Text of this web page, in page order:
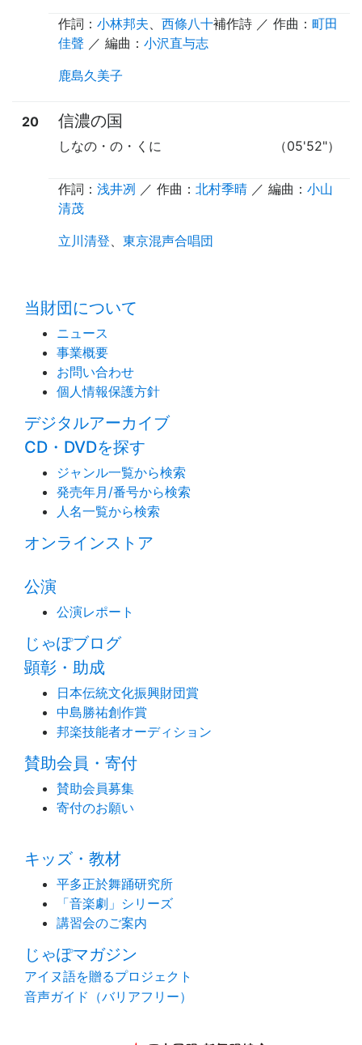
作詞： 小林邦夫 西條八十補作詩 ／ 作曲： 町田
佳聲 ／ 編曲： 小沢直与志
鹿島久美子
20 信濃の国
（05'52"）
しなの・の・くに
作詞： 浅井冽 ／ 作曲： 北村季晴 ／ 編曲： 小山
清茂
立川清登
東京混声合唱団
当財団について
ニュース
事業概要
お問い合わせ
個人情報保護方針
デジタルアーカイブ
CD・DVDを探す
ジャンル一覧から検索
発売年月/番号から検索
人名一覧から検索
オンラインストア
公演
公演レポート
じゃぽブログ
顕彰・助成
日本伝統文化振興財団賞
中島勝祐創作賞
邦楽技能者オーディション
賛助会員・寄付
賛助会員募集
寄付のお願い
キッズ・教材
平多正於舞踊研究所
「音楽劇」シリーズ
講習会のご案内
じゃぽマガジン
アイヌ語を贈るプロジェクト
音声ガイド（バリアフリー）